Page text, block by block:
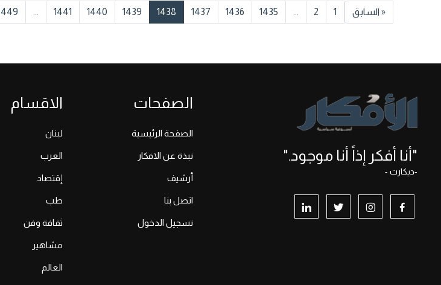
« السابق 1
2
...
1435
1436
1437
1438
1439
1440
1441
...
"أنا أفكر إذاً أنا موجود."
-ديكارت -
الصفحات
الصفحة الرئيسية
نبذة عن الافكار
أرشيف
اتصل بنا
تسجيل الدخول
الاقسام
لبنان
العرب
إقتصاد
طب
ثقافة وفن
مشاهير
العالم